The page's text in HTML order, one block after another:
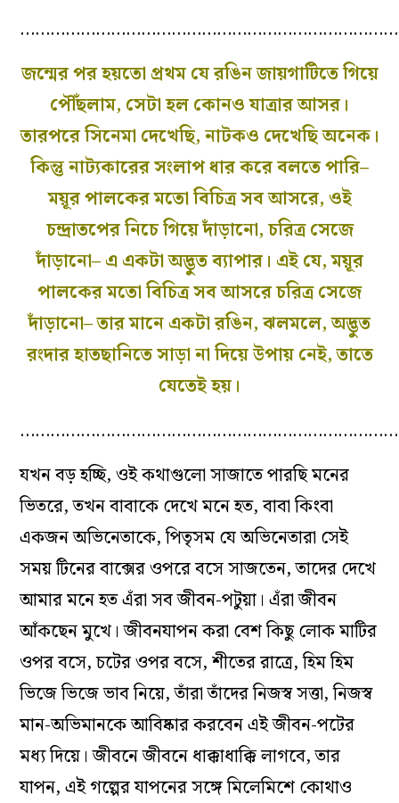
জন্মের পর হয়তো প্রথম যে রঙিন জায়গাটিতে গিয়ে
পৌঁছলাম, সেটা হল কোনও যাত্রার আসর।
তারপরে সিনেমা দেখেছি, নাটকও দেখেছি অনেক।
কিন্তু নাট‌্যকারের সংলাপ ধার করে বলতে পারি–
ময়ূর পালকের মতো বিচিত্র সব আসরে, ওই
চন্দ্রাতপের নিচে গিয়ে দাঁড়ানো, চরিত্র সেজে
দাঁড়ানো– এ একটা অদ্ভুত ব‌্যাপার। এই যে, ময়ূর
পালকের মতো বিচিত্র সব আসরে চরিত্র সেজে
দাঁড়ানো– তার মানে একটা রঙিন, ঝলমলে, অদ্ভুত
রংদার হাতছানিতে সাড়া না দিয়ে উপায় নেই, তাতে
যেতেই হয়।
যখন বড় হচ্ছি, ওই কথাগুলো সাজাতে পারছি মনের
ভিতরে, তখন বাবাকে দেখে মনে হত, বাবা কিংবা
একজন অভিনেতাকে, পিতৃসম যে অভিনেতারা সেই
সময় টিনের বাক্সের ওপরে বসে সাজতেন, তাদের দেখে
আমার মনে হত এঁরা সব জীবন-পটুয়া। এঁরা জীবন
আঁকছেন মুখে। জীবনযাপন করা বেশ কিছু লোক মাটির
ওপর বসে, চটের ওপর বসে, শীতের রাত্রে, হিম হিম
ভিজে ভিজে ভাব নিয়ে, তাঁরা তাঁদের নিজস্ব সত্তা, নিজস্ব
মান-অভিমানকে আবিষ্কার করবেন এই জীবন-পটের
মধ‌্য দিয়ে। জীবনে জীবনে ধাক্কাধাক্কি লাগবে, তার
যাপন, এই গল্পের যাপনের সঙ্গে মিলেমিশে কোথাও